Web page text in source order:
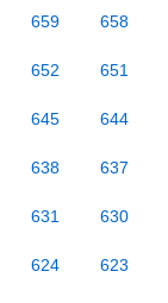
659 658
652 651
645 644
638 637
631 630
624 623